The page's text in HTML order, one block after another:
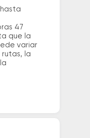
47
que la
variar
la